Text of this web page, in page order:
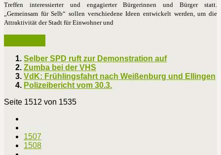
Treffen interessierter und engagierter Bürgerinnen und Bürger statt.
„Gemeinsam für Selb“ sollen verschiedene Ideen entwickelt werden, um die
Attraktivität der Stadt für Einwohner und
Selber SPD ruft zur Demonstration auf
Zumba bei der VHS
VdK: Frühlingsfahrt nach Weißenburg und Ellingen
Polizeibericht vom 30.3.
Seite 1512 von 1535
1507
1508